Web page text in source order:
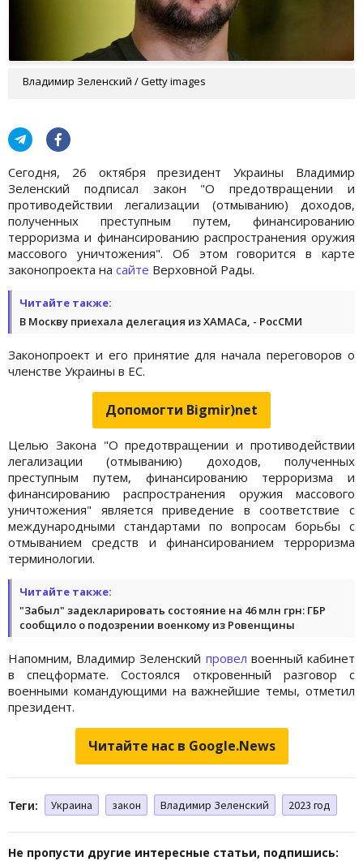
Владимир Зеленский / Getty images
Сегодня, 26 октября президент Украины Владимир
Зеленский подписал закон "О предотвращении и
противодействии легализации (отмыванию) доходов,
полученных преступным путем, финансированию
терроризма и финансированию распространения оружия
массового уничтожения". Об этом говорится в карте
законопроекта на сайте Верховной Рады.
Читайте также:
В Москву приехала делегация из ХАМАСа, - РосСМИ
Законопроект и его принятие для начала переговоров о
членстве Украины в ЕС.
Допомогти Bigmir)net
Целью Закона "О предотвращении и противодействии
легализации (отмыванию) доходов, полученных
преступным путем, финансированию терроризма и
финансированию распространения оружия массового
уничтожения" является приведение в соответствие с
международными стандартами по вопросам борьбы с
отмыванием средств и финансированием терроризма
терминологии.
Читайте также:
"Забыл" задекларировать состояние на 46 млн грн: ГБР
сообщило о подозрении военкому из Ровенщины
Напомним, Владимир Зеленский провел военный кабинет
в спецформате. Состоялся откровенный разговор с
военными командующими на важнейшие темы, отметил
президент.
Читайте нас в Google.News
Теги: Украина закон Владимир Зеленский 2023 год
Не пропусти другие интересные статьи, подпишись: